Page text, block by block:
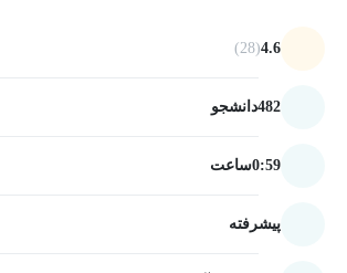
4.6
(28)
482دانشجو
0:59ساعت
پیشرفته